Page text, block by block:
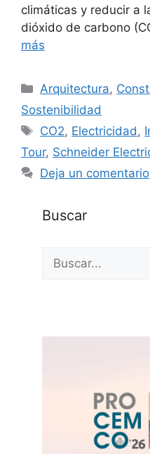
climáticas y reducir a
dióxido de carbono
más
Categorías
Arquitectura,
Sostenibilidad
Etiquetas
CO2, Electricidad ,
Tour, Schneider
Deja un comentario
Buscar